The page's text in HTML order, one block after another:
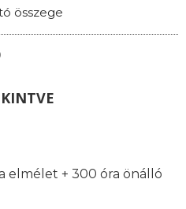
összege
elmélet + 300 óra önálló